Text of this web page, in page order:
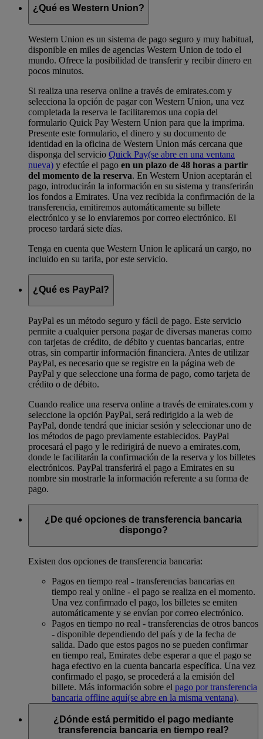
¿Qué es Western Union?
Western Union es un sistema de pago seguro y muy habitual,
disponible en miles de agencias Western Union de todo el
mundo. Ofrece la posibilidad de transferir y recibir dinero en
pocos minutos.
Si realiza una reserva online a través de emirates.com y
selecciona la opción de pagar con Western Union, una vez
completada la reserva le facilitaremos una copia del
formulario Quick Pay Western Union para que la imprima.
Presente este formulario, el dinero y su documento de
identidad en la oficina de Western Union más cercana que
disponga del servicio Quick Pay(se abre en una ventana
nueva) y efectúe el pago en un plazo de 48 horas a partir
del momento de la reserva. En Western Union aceptarán el
pago, introducirán la información en su sistema y transferirán
los fondos a Emirates. Una vez recibida la confirmación de la
transferencia, emitiremos automáticamente su billete
electrónico y se lo enviaremos por correo electrónico. El
proceso tardará siete días.
Tenga en cuenta que Western Union le aplicará un cargo, no
incluido en su tarifa, por este servicio.
¿Qué es PayPal?
PayPal es un método seguro y fácil de pago. Este servicio
permite a cualquier persona pagar de diversas maneras como
con tarjetas de crédito, de débito y cuentas bancarias, entre
otras, sin compartir información financiera. Antes de utilizar
PayPal, es necesario que se registre en la página web de
PayPal y que seleccione una forma de pago, como tarjeta de
crédito o de débito.
Cuando realice una reserva online a través de emirates.com y
seleccione la opción PayPal, será redirigido a la web de
PayPal, donde tendrá que iniciar sesión y seleccionar uno de
los métodos de pago previamente establecidos. PayPal
procesará el pago y le redirigirá de nuevo a emirates.com,
donde le facilitarán la confirmación de la reserva y los billetes
electrónicos. PayPal transferirá el pago a Emirates en su
nombre sin mostrarle la información referente a su forma de
pago.
¿De qué opciones de transferencia bancaria
dispongo?
Existen dos opciones de transferencia bancaria:
Pagos en tiempo real - transferencias bancarias en
tiempo real y online - el pago se realiza en el momento.
Una vez confirmado el pago, los billetes se emiten
automáticamente y se envían por correo electrónico.
Pagos en tiempo no real - transferencias de otros bancos
- disponible dependiendo del país y de la fecha de
salida. Dado que estos pagos no se pueden confirmar
en tiempo real, Emirates debe esperar a que el pago se
haga efectivo en la cuenta bancaria específica. Una vez
confirmado el pago, se procederá a la emisión del
billete. Más información sobre el pago por transferencia
bancaria offline aquí(se abre en la misma ventana).
¿Dónde está permitido el pago mediante
transferencia bancaria en tiempo real?